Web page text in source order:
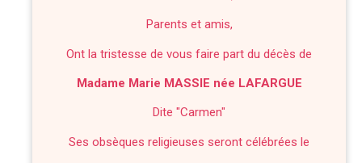
Parents et amis,
Ont la tristesse de vous faire part du décès de
Madame Marie MASSIE née LAFARGUE
Dite "Carmen"
Ses obsèques religieuses seront célébrées le